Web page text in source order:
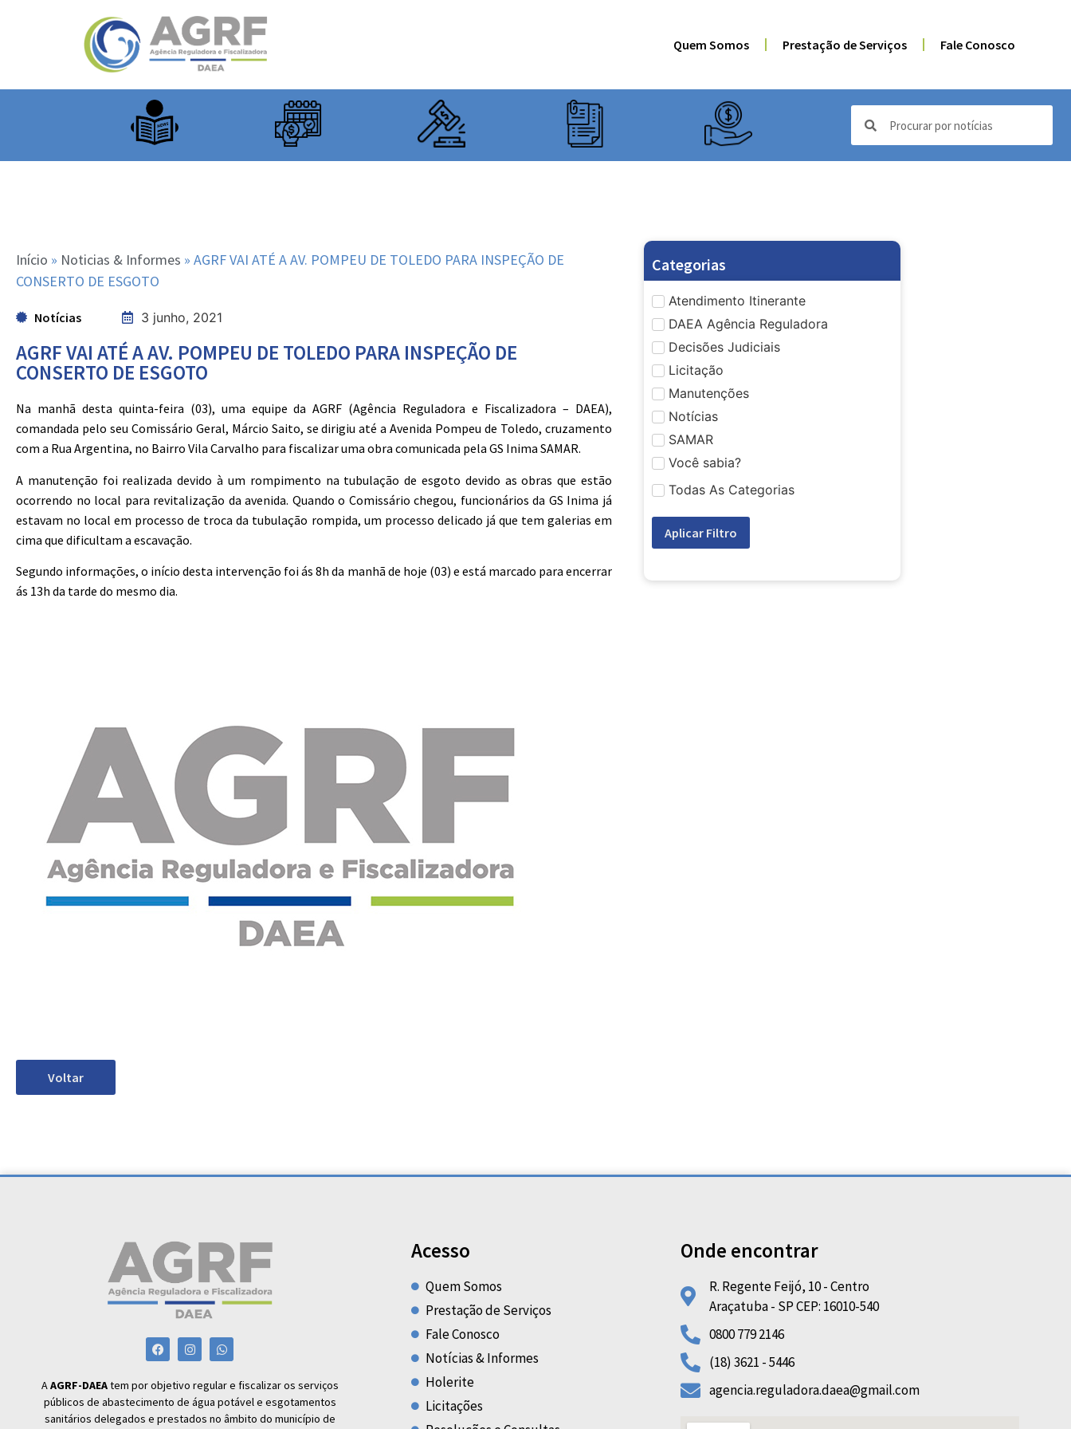
Quem Somos Prestação de Serviços Fale Conosco
Início » Noticias & Informes » AGRF VAI ATÉ A AV. POMPEU DE TOLEDO PARA INSPEÇÃO DE
CONSERTO DE ESGOTO
Notícias 3 junho, 2021
AGRF VAI ATÉ A AV. POMPEU DE TOLEDO PARA INSPEÇÃO DE
CONSERTO DE ESGOTO
Na manhã desta quinta-feira (03), uma equipe da AGRF (Agência Reguladora e Fiscalizadora – DAEA),
comandada pelo seu Comissário Geral, Márcio Saito, se dirigiu até a Avenida Pompeu de Toledo, cruzamento
com a Rua Argentina, no Bairro Vila Carvalho para fiscalizar uma obra comunicada pela GS Inima SAMAR.
A manutenção foi realizada devido à um rompimento na tubulação de esgoto devido as obras que estão
ocorrendo no local para revitalização da avenida. Quando o Comissário chegou, funcionários da GS Inima já
estavam no local em processo de troca da tubulação rompida, um processo delicado já que tem galerias em
cima que dificultam a escavação.
Segundo informações, o início desta intervenção foi ás 8h da manhã de hoje (03) e está marcado para encerrar
ás 13h da tarde do mesmo dia.
Voltar
Categorias
Atendimento Itinerante
DAEA Agência Reguladora
Decisões Judiciais
Licitação
Manutenções
Notícias
SAMAR
Você sabia?
Todas As Categorias
Aplicar Filtro
AAGRF-DAEAtem por objetivo regular e fiscalizar os serviços
públicos de abastecimento de água potável e esgotamentos
sanitários delegados e prestados no âmbito do município de
Acesso
Quem Somos
Prestação de Serviços
Fale Conosco
Notícias & Informes
Holerite
Licitações
Onde encontrar
R. Regente Feijó, 10 - Centro
Araçatuba - SP CEP: 16010-540
0800 779 2146
(18) 3621 - 5446
agencia.reguladora.daea@gmail.com